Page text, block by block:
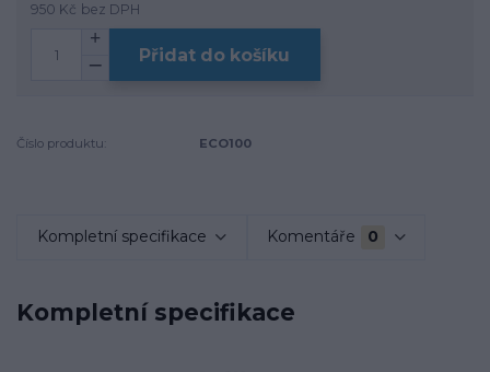
950 Kč bez DPH
Přidat do košíku
Číslo produktu: ECO100
Kompletní specifikace Komentáře 0
Kompletní specifikace